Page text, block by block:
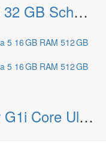
HP Chromebook 14″ G6 32 GB Schwarz
HP EliteDesk 800 Tower G1i Core Ultra 5 16 GB RAM 512 GB SSD Win 11 Pro